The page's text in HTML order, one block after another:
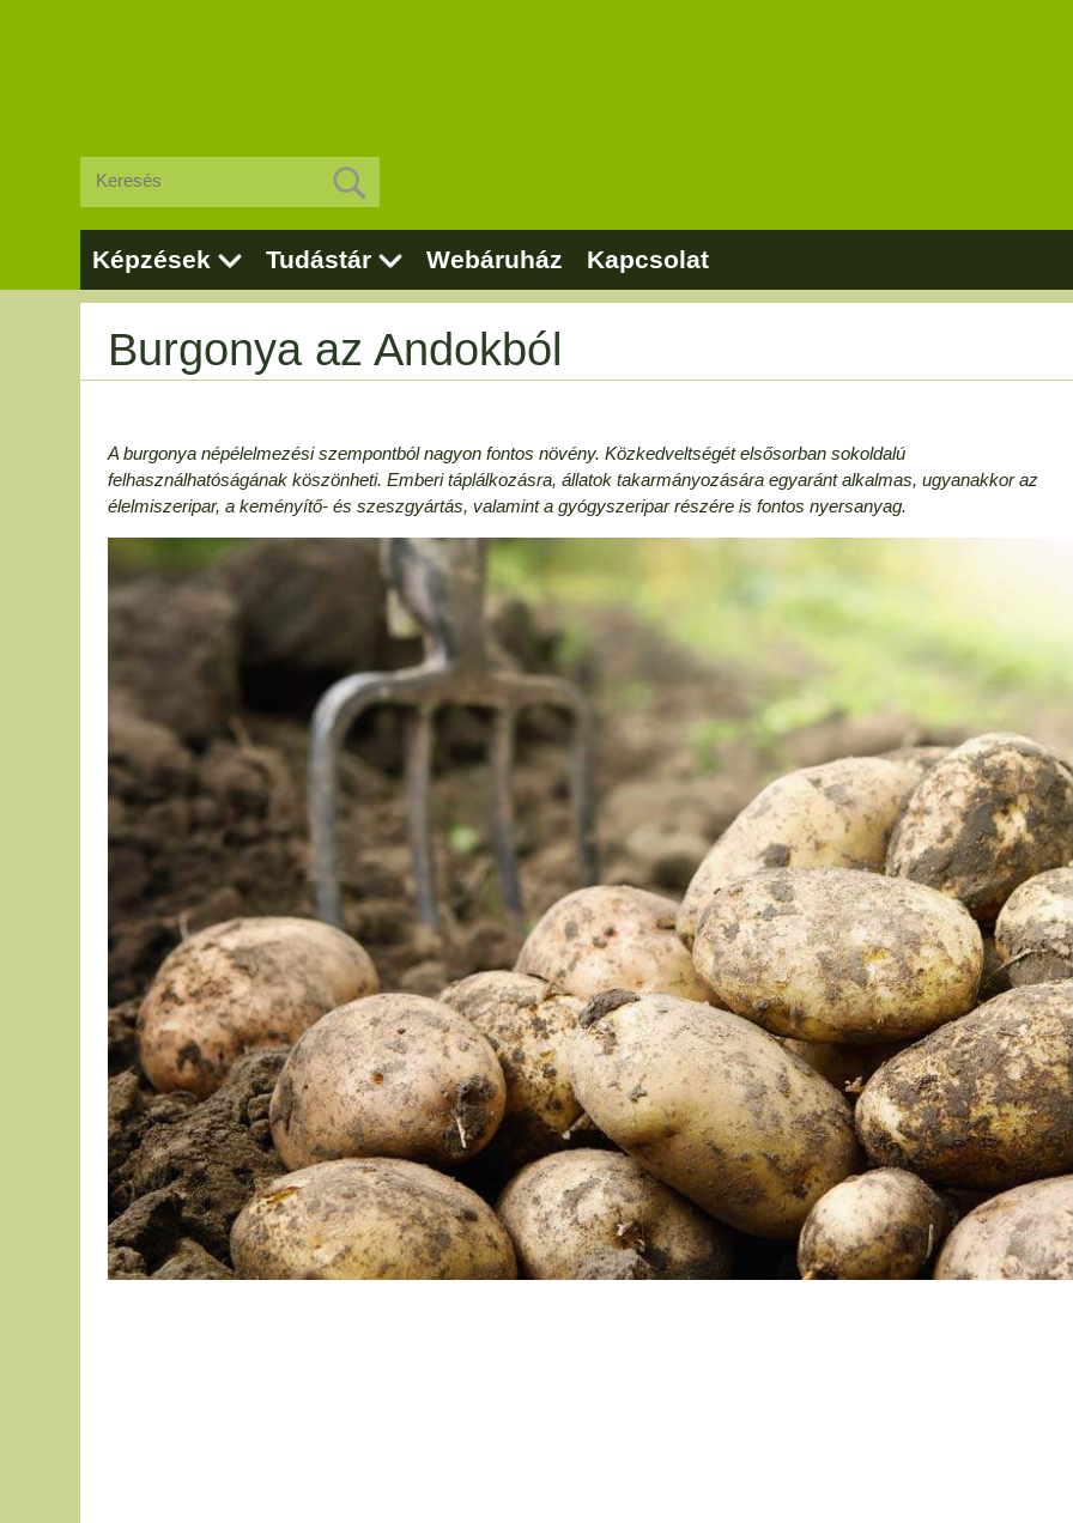
Képzések Tudástár Webáruház Kapcsolat
Burgonya az Andokból
A burgonya népélelmezési szempontból nagyon fontos növény. Közkedveltségét elsősorban sokoldalú
felhasználhatóságának köszönheti. Emberi táplálkozásra, állatok takarmányozására egyaránt alkalmas, ugyanakkor az
élelmiszeripar, a keményítő- és szeszgyártás, valamint a gyógyszeripar részére is fontos nyersanyag.